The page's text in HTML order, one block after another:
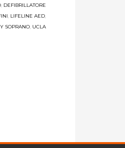
, DEFIBRILLATORE
, LIFELINE AED,
SOPRANO, UCLA